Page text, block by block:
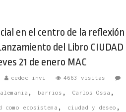
en el centro de la reflexión
del Libro CIUDAD
21 de enero MAC
cedoc invi 4663 visitas
alemania , barrios , Carlos Ossa ,
como ecosistema , ciudad y deseo ,